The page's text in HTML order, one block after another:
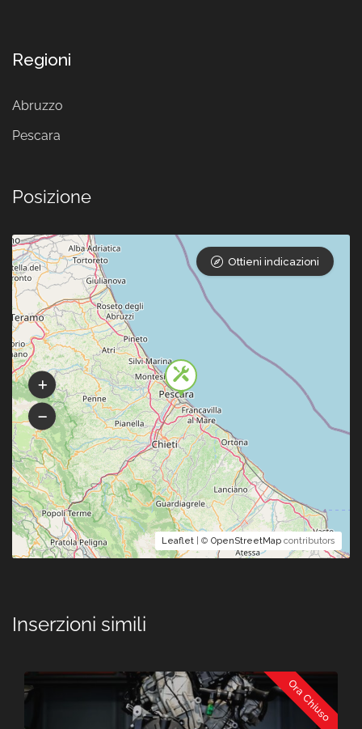
Regioni
Abruzzo
Pescara
Posizione
Leaflet | © OpenStreetMap contributors
Ottieni indicazioni
Inserzioni simili
Ora Chiuso